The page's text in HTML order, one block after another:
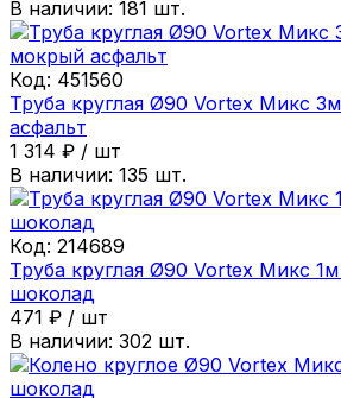
В наличии: 181 шт.
Код: 451560
Труба круглая Ø90 Vortex Микс
асфальт
1 314 ₽ / шт
В наличии: 135 шт.
Код: 214689
Труба круглая Ø90 Vortex Микс
шоколад
471 ₽ / шт
В наличии: 302 шт.